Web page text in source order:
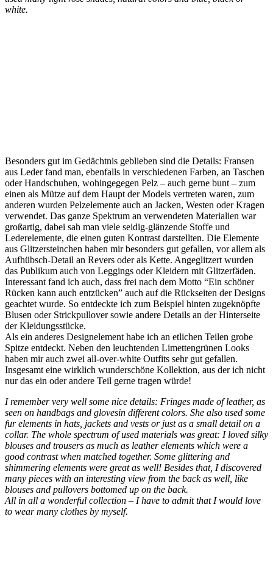
white.
Besonders gut im Gedächtnis geblieben sind die Details: Fransen
aus Leder fand man, ebenfalls in verschiedenen Farben, an Taschen
oder Handschuhen, wohingegegen Pelz – auch gerne bunt – zum
einen als Mütze auf dem Haupt der Models vertreten waren, zum
anderen wurden Pelzelemente auch an Jacken, Westen oder Kragen
verwendet. Das ganze Spektrum an verwendeten Materialien war
großartig, dabei sah man viele seidig-glänzende Stoffe und
Lederelemente, die einen guten Kontrast darstellten. Die Elemente
aus Glitzersteinchen haben mir besonders gut gefallen, vor allem als
Aufhübsch-Detail an Revers oder als Kette. Angeglitzert wurden
das Publikum auch von Leggings oder Kleidern mit Glitzerfäden.
Interessant fand ich auch, dass frei nach dem Motto “Ein schöner
Rücken kann auch entzücken” auch auf die Rückseiten der Designs
geachtet wurde. So entdeckte ich zum Beispiel hinten zugeknöpfte
Blusen oder Strickpullover sowie andere Details an der Hinterseite
der Kleidungsstücke.
Als ein anderes Designelement habe ich an etlichen Teilen grobe
Spitze entdeckt. Neben den leuchtenden Limettengrünen Looks
haben mir auch zwei all-over-white Outfits sehr gut gefallen.
Insgesamt eine wirklich wunderschöne Kollektion, aus der ich nicht
nur das ein oder andere Teil gerne tragen würde!
I remember very well some nice details: Fringes made of leather, as
seen on handbags and glovesin different colors. She also used some
fur elements in hats, jackets and vests or just as a small detail on a
collar. The whole spectrum of used materials was great: I loved silky
blouses and trousers as much as leather elements which were a
good contrast when matched together. Some glittering and
shimmering elements were great as well! Besides that, I discovered
many pieces with an interesting view from the back as well, like
blouses and pullovers bottomed up on the back.
All in all a wonderful collection – I have to admit that I would love
to wear many clothes by myself.